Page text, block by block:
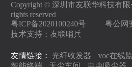
Copyright © 深圳市友联华科技有限
rights reserved
粤ICP备2020100240号
粤公网
技术支持：友联哨兵
友情链接： 光纤收发器 voc在线